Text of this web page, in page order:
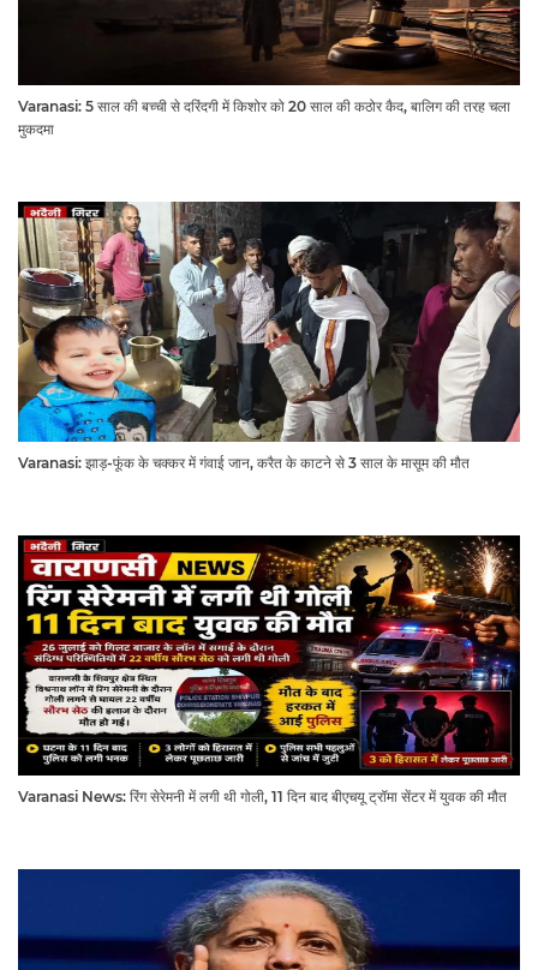
Varanasi: 5 साल की बच्ची से दरिंदगी में किशोर को 20 साल की कठोर कैद, बालिग की तरह चला
मुकदमा
Varanasi: झाड़-फूंक के चक्कर में गंवाई जान, करैत के काटने से 3 साल के मासूम की मौत
Varanasi News: रिंग सेरेमनी में लगी थी गोली, 11 दिन बाद बीएचयू ट्रॉमा सेंटर में युवक की मौत